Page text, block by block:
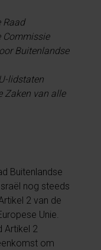
Raad
Commissie
Buitenlandse
lidstaten
Zaken van alle
Buitenlandse
nog steeds
2 van de
Unie.
Artikel 2
om